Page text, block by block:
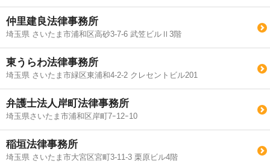
仲里建良法律事務所
埼玉県 さいたま市浦和区高砂3-7-6 武笠ビルⅡ3階
東うらわ法律事務所
埼玉県 さいたま市緑区東浦和4-2-2 クレセントビル201
弁護士法人岸町法律事務所
埼玉県さいたま市浦和区岸町7ｰ12ｰ10
稲垣法律事務所
埼玉県 さいたま市大宮区宮町3-11-3 栗原ビル4階